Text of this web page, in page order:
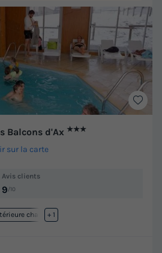
Balcons d'Ax ★★★
sur la carte
Avis clients
9/10
chauffée
+ 1